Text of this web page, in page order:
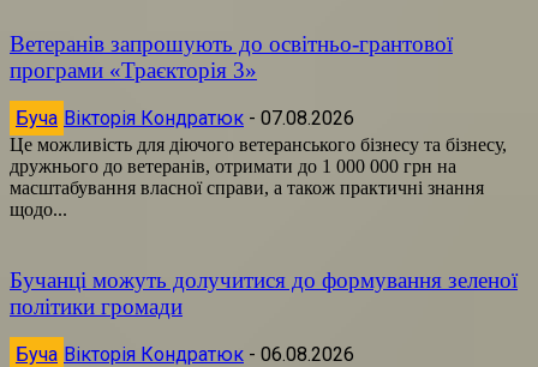
Ветеранів запрошують до освітньо-грантової
програми «Траєкторія 3»
Буча Вікторія Кондратюк - 07.08.2026
Це можливість для діючого ветеранського бізнесу та бізнесу,
дружнього до ветеранів, отримати до 1 000 000 грн на
масштабування власної справи, а також практичні знання
щодо...
Бучанці можуть долучитися до формування зеленої
політики громади
Буча Вікторія Кондратюк - 06.08.2026